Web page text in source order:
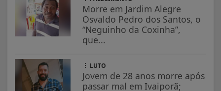
Morre em Jardim Alegre
Osvaldo Pedro dos Santos, o
“Neguinho da Coxinha”,
que...
LUTO
Jovem de 28 anos morre após
passar mal em Ivaiporã;